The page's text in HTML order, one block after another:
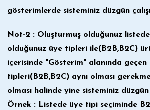
gösterimlerde sisteminiz düzgün
Not-2 : Oluşturmuş olduğunuz
olduğunuz üye tipleri ile(B2B,B2C)
içerisinde "Gösterim" alanında geçen
tipleri(B2B,B2C) aynı olması
olması halinde yine sisteminiz
Örnek : Listede üye tipi seçiminde